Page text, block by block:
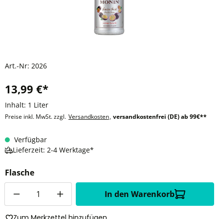
Art.-Nr: 2026
13,99 €*
Inhalt: 1 Liter
Preise inkl. MwSt. zzgl. Versandkosten, versandkostenfrei (DE) ab 99€**
Verfügbar
Lieferzeit: 2-4 Werktage*
Flasche
In den Warenkorb